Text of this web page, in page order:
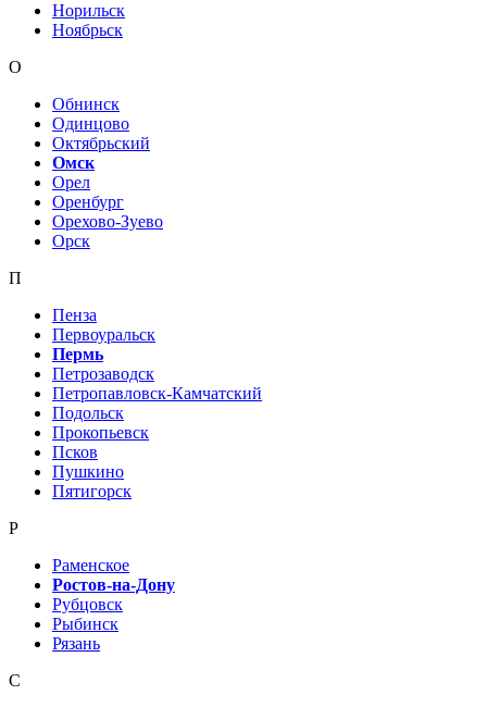
Норильск
Ноябрьск
О
Обнинск
Одинцово
Октябрьский
Омск
Орел
Оренбург
Орехово-Зуево
Орск
П
Пенза
Первоуральск
Пермь
Петрозаводск
Петропавловск-Камчатский
Подольск
Прокопьевск
Псков
Пушкино
Пятигорск
Р
Раменское
Ростов-на-Дону
Рубцовск
Рыбинск
Рязань
С